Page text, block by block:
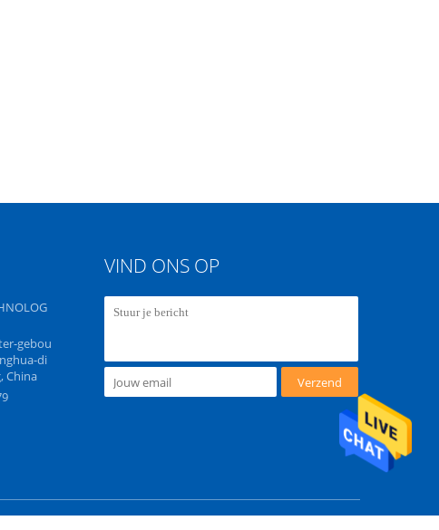
gebou
di
China
VIND ONS OP
Verzend